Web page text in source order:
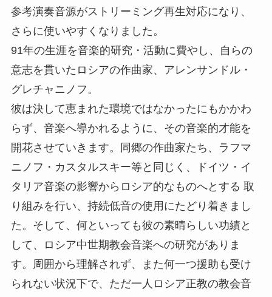
参考演奏音源がストリーミング再生対応になり、
さらに使いやすくなりました。
91年の生涯を音楽的研究・活動に費やし、自らの
意志を貫いたロシアの作曲家、アレンサンドル・
グレチャニノフ。
彼は決して恵まれた環境ではなかったにもかかわ
らず、音楽へ導かれるように、その音楽的才能を
開花させていきます。同郷の作曲家たち、ラフマ
ニノフ・カスタルスキー等と同じく、ドイツ・イ
タリア音楽の影響からロシア的なものへとする 取
り組みを行い、持続低音の使用にたどり着きまし
た。そして、何といっても彼の素晴らしい功績と
して、ロシア中世期教会音楽への研究がありま
す。周囲から理解されず、また何一つ援助も受け
られない状況下で、ただ一人ロシア正教の教会音